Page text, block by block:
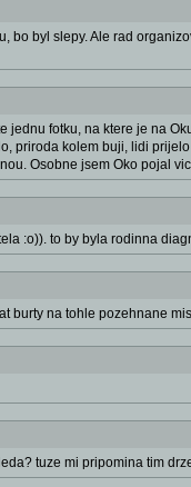
bo byl slepy. Ale rad
jednu fotku, na ktere je na
priroda kolem buji, lidi
Osobne jsem Oko pojal
:o)). to by byla rodinna
burty na tohle pozehnane
tuze mi pripomina tim